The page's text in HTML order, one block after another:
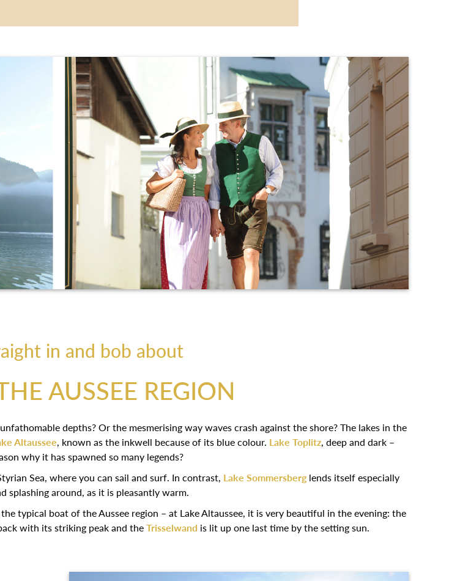
in and bob about
AUSSEE REGION
depths? Or the mesmerising way waves crash against the shore? The lakes in the
Altaussee, known as the inkwell because of its blue colour. Lake Toplitz, deep and dark –
why it has spawned so many legends?
Sea, where you can sail and surf. In contrast, Lake Sommersberglends itself especially
splashing around, as it is pleasantly warm.
typical boat of the Aussee region – at Lake Altaussee, it is very beautiful in the evening: the
with its striking peak and the Trisselwand is lit up one last time by the setting sun.